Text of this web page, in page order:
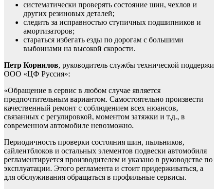
систематически проверять состояние шин, чехлов и
других резиновых деталей;
следить за исправностью ступичных подшипников и
амортизаторов;
стараться избегать езды по дорогам с большими
выбоинами на высокой скорости.
Петр Корнилов, руководитель службы технической поддержи
ООО «ЦФ Руссия»:
«Обращение в сервис в любом случае является
предпочтительным вариантом. Самостоятельно произвести
качественный ремонт с соблюдением всех нюансов,
связанных с регулировкой, моментом затяжки и т.д., в
современном автомобиле невозможно.
Периодичность проверки состояния шин, пыльников,
сайлентблоков и остальных элементов подвески автомобиля
регламентируется производителем и указано в руководстве по
эксплуатации. Этого регламента и стоит придерживаться, а
для обслуживания обращаться в профильные сервисы.